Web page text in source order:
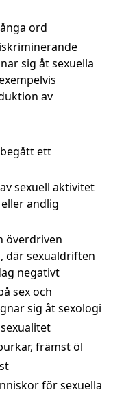
ord
sig åt sexuella
av
ett
sexuell aktivitet
andlig
överdriven
där sexualdriften
negativt
sex och
sig åt sexologi
främst öl
för sexuella